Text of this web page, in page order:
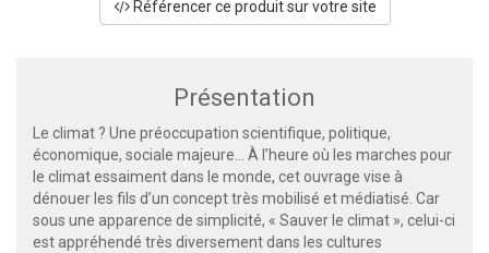
Référencer ce produit sur votre site
Présentation
Le climat ? Une préoccupation scientifique, politique,
économique, sociale majeure… À l’heure où les marches pour
le climat essaiment dans le monde, cet ouvrage vise à
dénouer les fils d’un concept très mobilisé et médiatisé. Car
sous une apparence de simplicité, « Sauver le climat », celui-ci
est appréhendé très diversement dans les cultures